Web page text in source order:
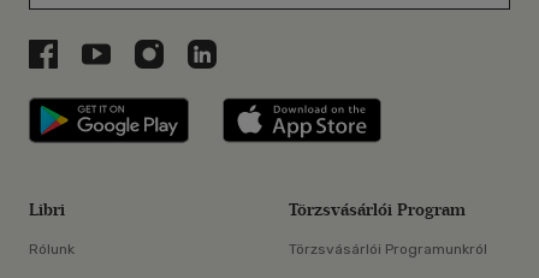
Libri a Facebookon
Libri a Youtube-on
Libri az Instagramon
Libri a LinkedInen
Libri applikáció Szerezd meg: Google
Libri
Rólunk
Törzsvásárlói Program
Törzsvásárlói Programunkról